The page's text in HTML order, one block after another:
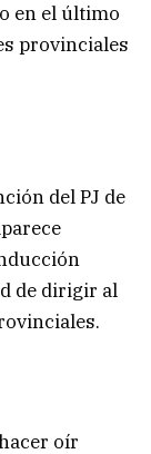
en el último
provinciales
del PJ de
de dirigir al
oír